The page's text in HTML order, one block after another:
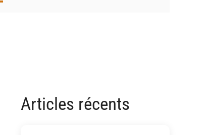
Articles récents